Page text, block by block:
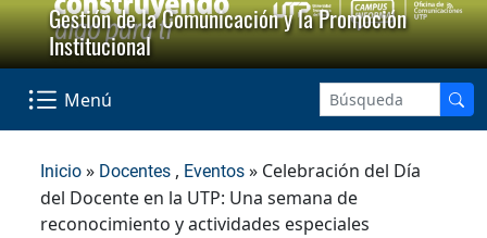
Gestión de la Comunicación y la Promoción
Institucional
Menú
Inicio » Docentes , Eventos » Celebración del Día
del Docente en la UTP: Una semana de
reconocimiento y actividades especiales